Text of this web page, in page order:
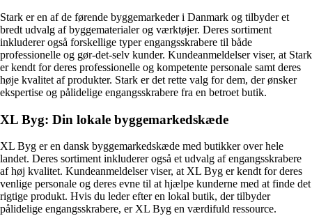
Stark er en af de førende byggemarkeder i Danmark og tilbyder et
bredt udvalg af byggematerialer og værktøjer. Deres sortiment
inkluderer også forskellige typer engangsskrabere til både
professionelle og gør-det-selv kunder. Kundeanmeldelser viser, at Stark
er kendt for deres professionelle og kompetente personale samt deres
høje kvalitet af produkter. Stark er det rette valg for dem, der ønsker
ekspertise og pålidelige engangsskrabere fra en betroet butik.
XL Byg: Din lokale byggemarkedskæde
XL Byg er en dansk byggemarkedskæde med butikker over hele
landet. Deres sortiment inkluderer også et udvalg af engangsskrabere
af høj kvalitet. Kundeanmeldelser viser, at XL Byg er kendt for deres
venlige personale og deres evne til at hjælpe kunderne med at finde det
rigtige produkt. Hvis du leder efter en lokal butik, der tilbyder
pålidelige engangsskrabere, er XL Byg en værdifuld ressource.